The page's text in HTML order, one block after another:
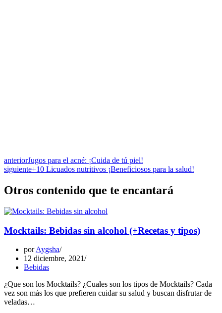
anteriorJugos para el acné: ¡Cuida de tú piel!
siguiente+10 Licuados nutritivos ¡Beneficiosos para la salud!
Otros contenido que te encantará
Mocktails: Bebidas sin alcohol (+Recetas y tipos)
porAygsha
12 diciembre, 2021
Bebidas
¿Que son los Mocktails? ¿Cuales son los tipos de Mocktails? Cada
vez son más los que prefieren cuidar su salud y buscan disfrutar de
veladas…